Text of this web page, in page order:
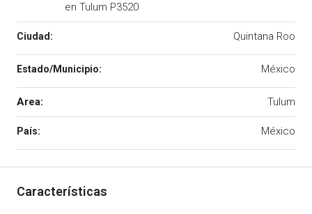
en Tulum P3520
Quintana Roo
México
Area: Tulum
México